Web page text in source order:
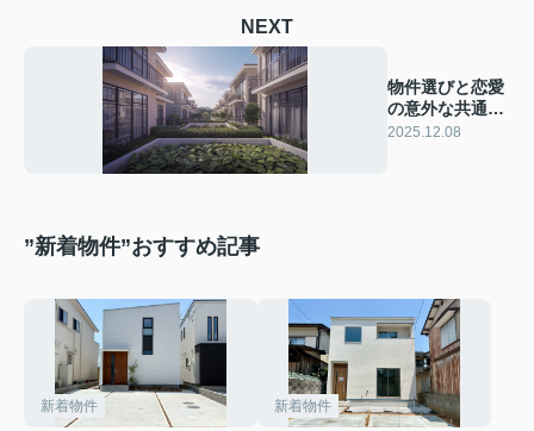
NEXT
物件選びと恋愛
の意外な共通点
とは？視点を変
2025.12.08
”新着物件”おすすめ記事
新着物件 新着物件